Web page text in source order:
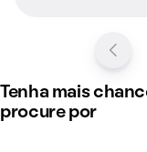
Tenha mais
procure por